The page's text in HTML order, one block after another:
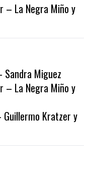
– La Negra Miño y
Sandra Miguez
– La Negra Miño y
Guillermo Kratzer y